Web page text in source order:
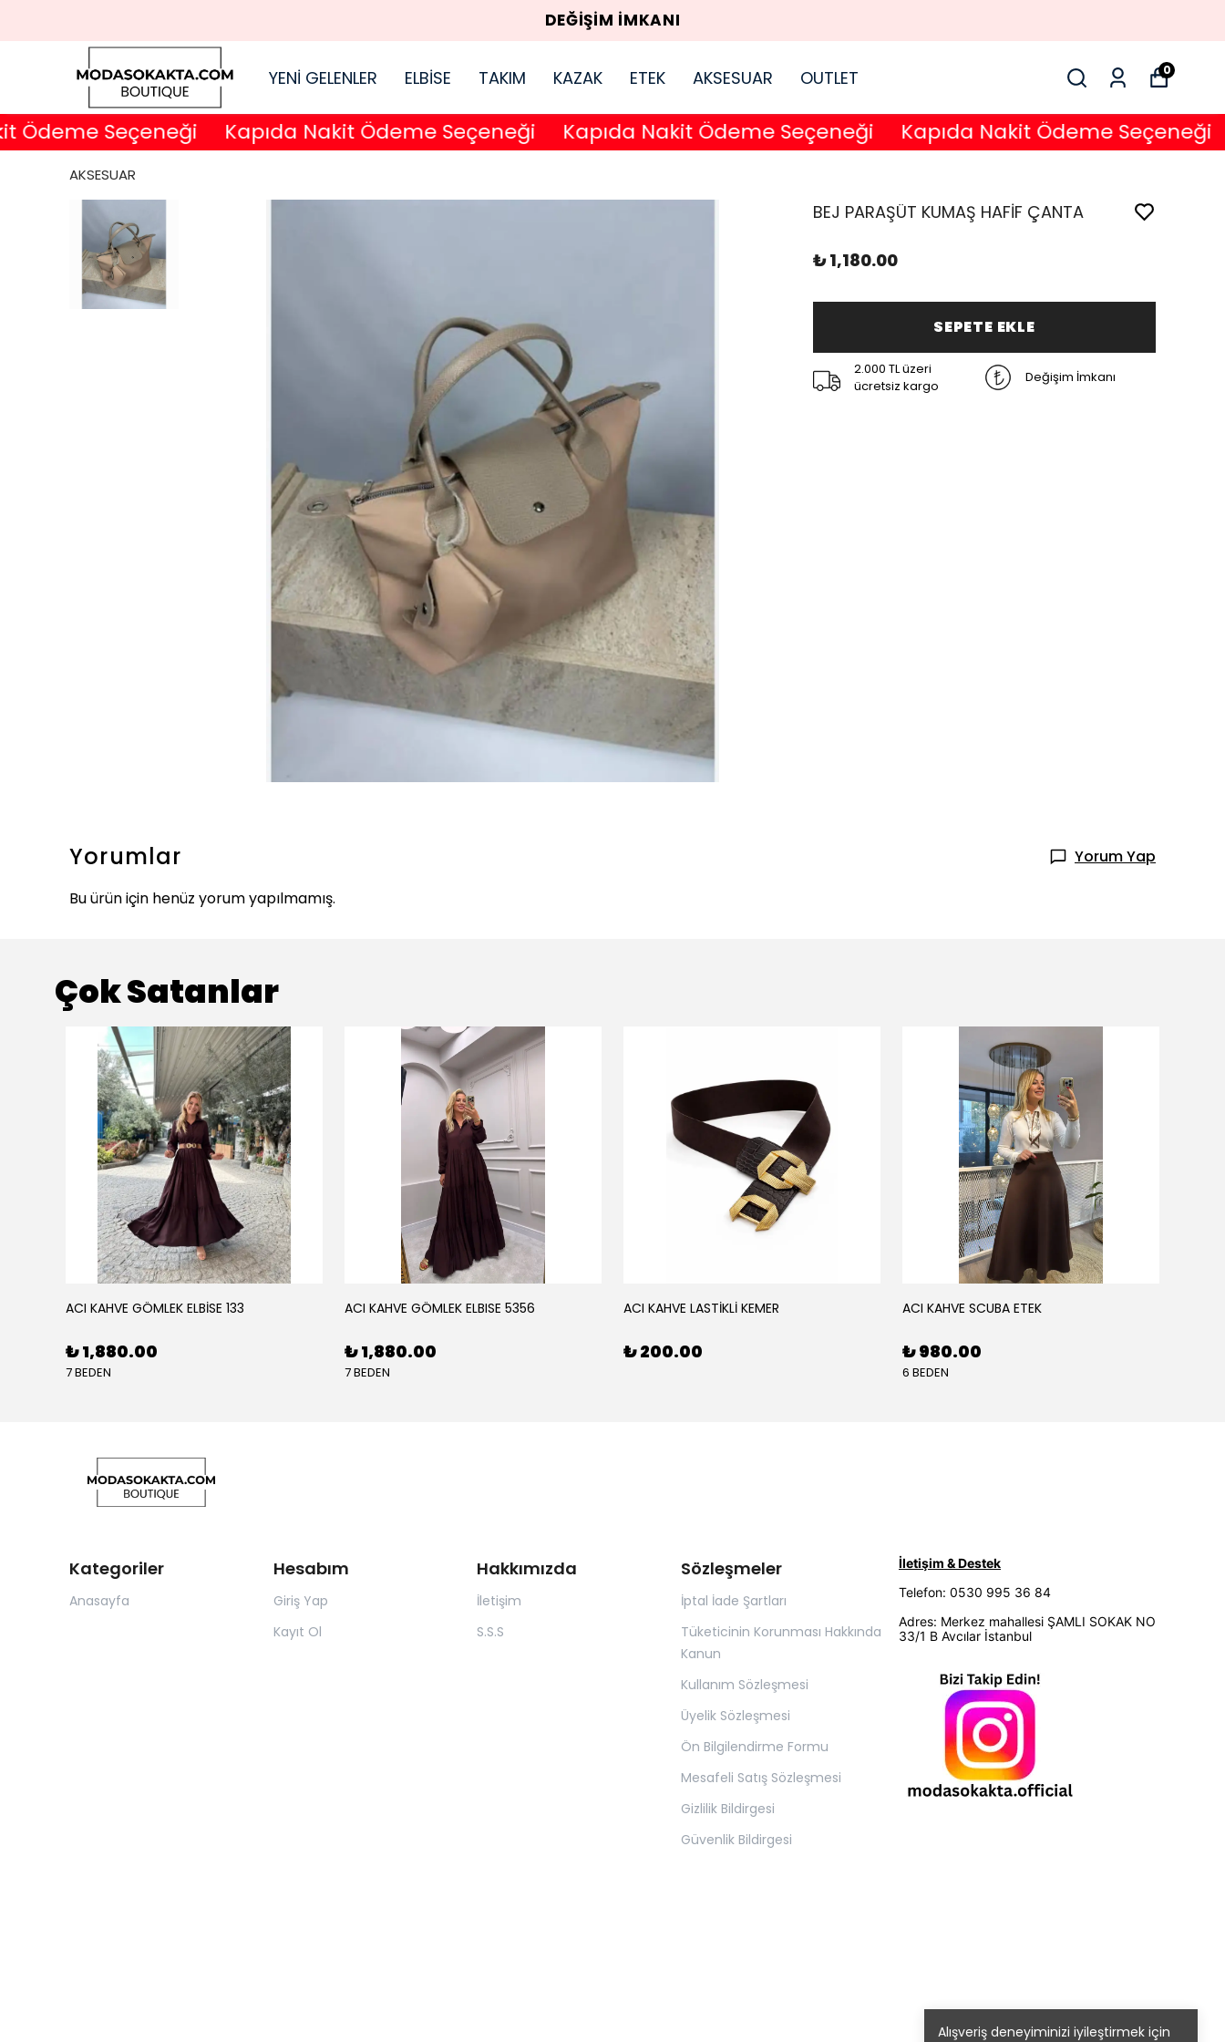
DEĞİŞİM İMKANI
YENİ GELENLER ELBİSE TAKIM KAZAK ETEK AKSESUAR OUTLET 0
Alışveriş deneyiminizi iyileştirmek için
Seçeneği Kapıda Nakit Ödeme Seçeneği Kapıda Nakit Ödeme Seçeneği Kapıda Nakit Ödeme Seçeneği
AKSESUAR
BEJ PARAŞÜT KUMAŞ HAFİF ÇANTA
₺ 1,180.00
SEPETE EKLE
2.000 TL üzeri
ücretsiz kargo
Değişim İmkanı
Yorumlar
Yorum Yap
Bu ürün için henüz yorum yapılmamış.
Çok Satanlar
ACI KAHVE GÖMLEK ELBİSE 133
₺ 1,880.00
7 BEDEN
ACI KAHVE GÖMLEK ELBISE 5356
₺ 1,880.00
7 BEDEN
ACI KAHVE LASTİKLİ KEMER
₺ 200.00
ACI KAHVE SCUBA ETEK
₺ 980.00
6 BEDEN
Kategoriler
Anasayfa
Hesabım
Giriş Yap
Kayıt Ol
Hakkımızda
İletişim
S.S.S
Sözleşmeler
İptal İade Şartları
Tüketicinin Korunması Hakkında
Kanun
Kullanım Sözleşmesi
Üyelik Sözleşmesi
Ön Bilgilendirme Formu
Mesafeli Satış Sözleşmesi
Gizlilik Bildirgesi
Güvenlik Bildirgesi
İletişim & Destek
Telefon: 0530 995 36 84
Adres: Merkez mahallesi ŞAMLI SOKAK NO
33/1 B Avcılar İstanbul